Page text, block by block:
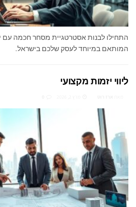
התחילו לבנות אסטרטגיית מסחר חכמה עם
המותאם במיוחד לעסק שלכם בישראל.
ליווי יזמות מקצועי